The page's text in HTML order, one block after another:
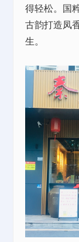
得轻松。国
古韵打造凤
生。